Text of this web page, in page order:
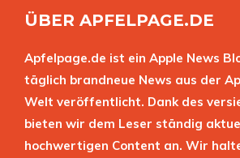
ÜBER APFELPAGE.DE
Apfelpage.de ist ein Apple News
täglich brandneue News aus der
Welt veröffentlicht. Dank des
bieten wir dem Leser ständig
hochwertigen Content an. Wir